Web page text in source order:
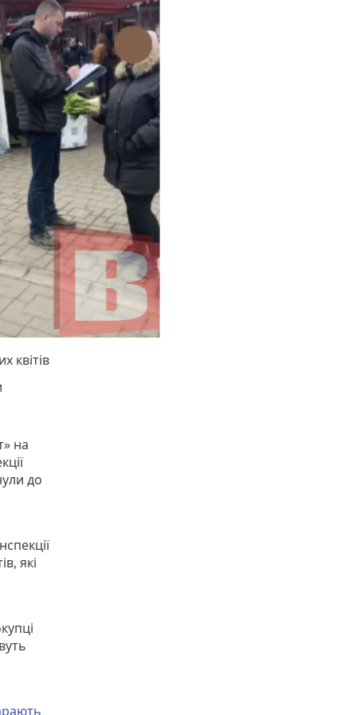
квітів
на
до
які